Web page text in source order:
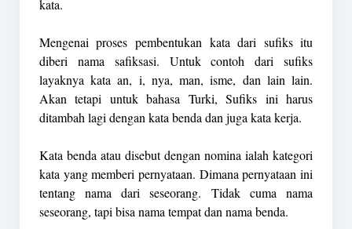
kata.
Mengenai proses pembentukan kata dari sufiks itu
diberi nama safiksasi. Untuk contoh dari sufiks
layaknya kata an, i, nya, man, isme, dan lain lain.
Akan tetapi untuk bahasa Turki, Sufiks ini harus
ditambah lagi dengan kata benda dan juga kata kerja.
Kata benda atau disebut dengan nomina ialah kategori
kata yang memberi pernyataan. Dimana pernyataan ini
tentang nama dari seseorang. Tidak cuma nama
seseorang, tapi bisa nama tempat dan nama benda.